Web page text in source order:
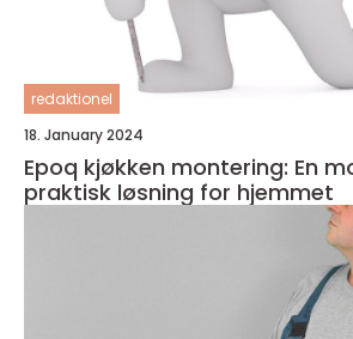
redaktionel
18. January 2024
Epoq kjøkken montering: En
praktisk løsning for hjemmet